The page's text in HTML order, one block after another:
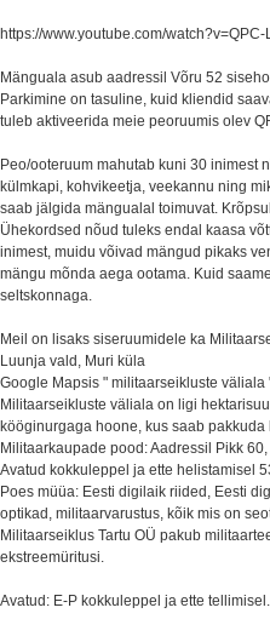
https://www.youtube.com/watch?v=QPC-
Mänguala asub aadressil Võru 52
Parkimine on tasuline, kuid kliendid
tuleb aktiveerida meie peoruumis olev
Peo/ooteruum mahutab kuni 30 inimest
külmkapi, kohvikeetja, veekannu ning
saab jälgida mängualal toimuvat.
Ühekordsed nõud tuleks endal kaasa
inimest, muidu võivad mängud pikaks
mängu mõnda aega ootama. Kuid
seltskonnaga.
Meil on lisaks siseruumidele ka
Luunja vald, Muri küla
Google Mapsis " militaarseikluste väliala
Militaarseikluste väliala on ligi
kööginurgaga hoone, kus saab
Militaarkaupade pood: Aadressil Pikk 60,
Avatud kokkuleppel ja ette helistamisel
Poes müüa: Eesti digilaik riided, Eesti
optikad, militaarvarustus, kõik mis on
Militaarseiklus Tartu OÜ pakub
ekstreemüritusi.
Avatud: E-P kokkuleppel ja ette tellimisel.